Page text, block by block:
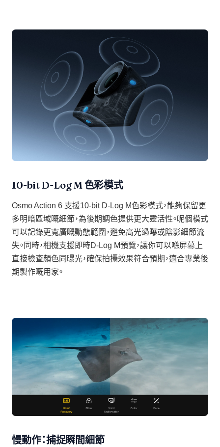
10-bit D-Log M 色彩模式
Osmo Action 6 支援10-bit D-Log M色彩模式，能夠保留更
多明暗區域嘅細節，為後期調色提供更大靈活性。呢個模式
可以記錄更寬廣嘅動態範圍，避免高光過曝或陰影細節流
失。同時，相機支援即時D-Log M預覽，讓你可以喺屏幕上
直接檢查顏色同曝光，確保拍攝效果符合預期，適合專業後
期製作嘅用家。
慢動作：捕捉瞬間細節